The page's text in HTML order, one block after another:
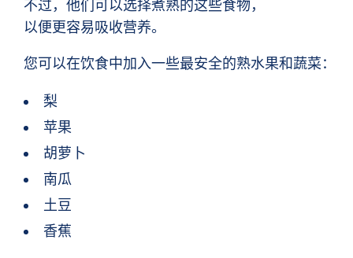
不过，他们可以选择煮熟的这些食物，
以便更容易吸收营养。
您可以在饮食中加入一些最安全的熟水果和蔬菜：
梨
苹果
胡萝卜
南瓜
土豆
香蕉